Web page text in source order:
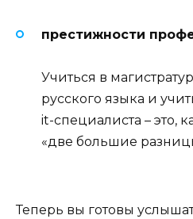
престижности
Учиться в
русского языка и
it-cпециалиста – это,
«две большие
Теперь вы готовы